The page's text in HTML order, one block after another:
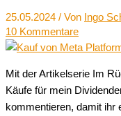
25.05.2024 / Von Ingo
10 Kommentare
Mit der Artikelserie Im
Käufe für mein
kommentieren, damit ihr